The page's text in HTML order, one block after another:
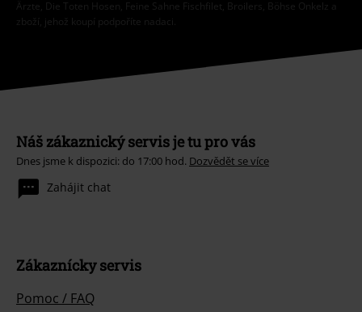
Ärzte, Die Toten Hosen, Feine Sahne Fischfilet, Broilers, Böhse Onkelz a
zboží, jehož koupí podpoříte nadaci.
Náš zákaznický servis je tu pro vás
Dnes jsme k dispozici: do 17:00 hod. Dozvědět se více
Zahájit chat
Zákaznícky servis
Pomoc / FAQ